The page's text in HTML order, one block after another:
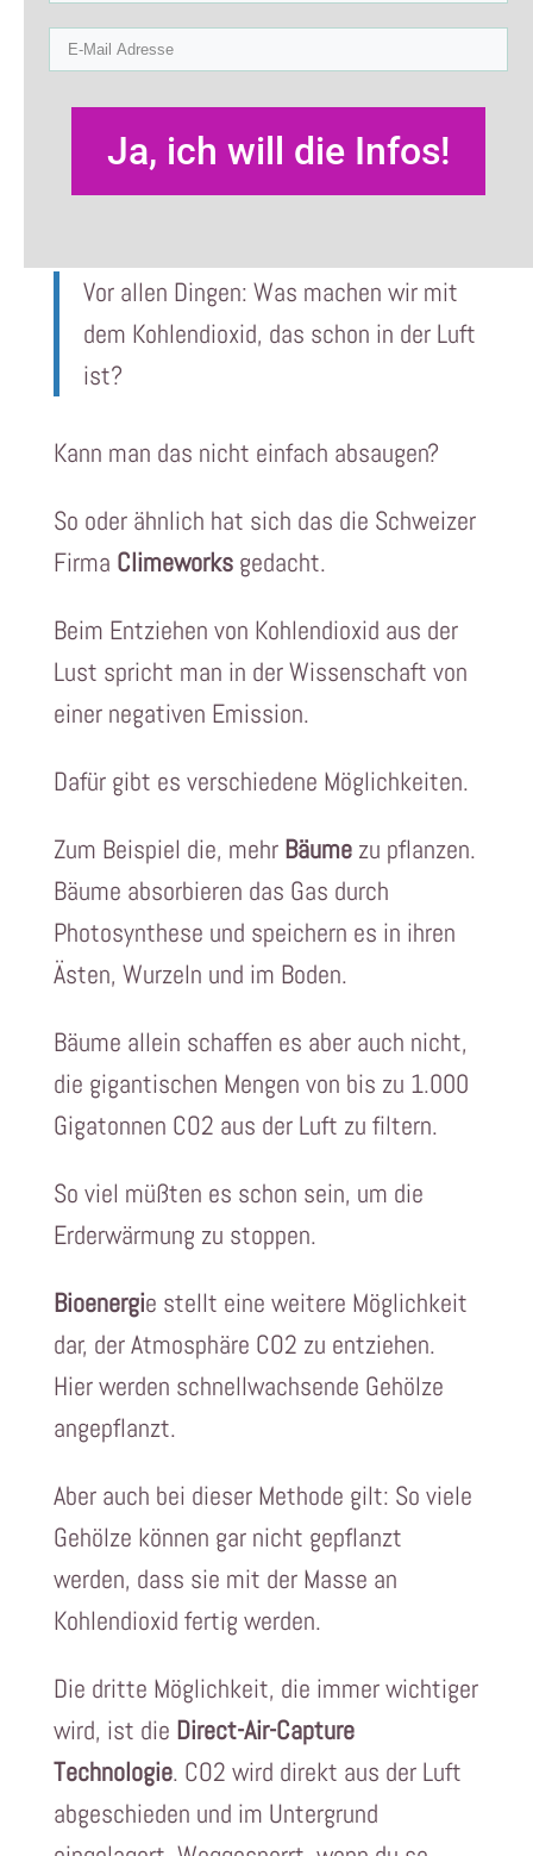
Wenn wir die Erderwärmung noch stoppen
pusten.
Das ist leichter gesagt als getan.
Vor allen Dingen: Was machen wir mit
dem Kohlendioxid, das schon in der Luft
ist?
Kann man das nicht einfach absaugen?
So oder ähnlich hat sich das die Schweizer
Firma Climeworksgedacht.
Beim Entziehen von Kohlendioxid aus der
Lust spricht man in der Wissenschaft von
einer negativen Emission.
Dafür gibt es verschiedene Möglichkeiten.
Zum Beispiel die, mehr Bäumezu pflanzen.
Bäume absorbieren das Gas durch
Photosynthese und speichern es in ihren
Ästen, Wurzeln und im Boden.
Bäume allein schaffen es aber auch nicht,
die gigantischen Mengen von bis zu 1.000
Gigatonnen CO2 aus der Luft zu filtern.
So viel müßten es schon sein, um die
Erderwärmung zu stoppen.
Bioenergie stellt eine weitere Möglichkeit
dar, der Atmosphäre CO2 zu entziehen.
Hier werden schnellwachsende Gehölze
angepflanzt.
Aber auch bei dieser Methode gilt: So viele
Gehölze können gar nicht gepflanzt
werden, dass sie mit der Masse an
Kohlendioxid fertig werden.
Die dritte Möglichkeit, die immer wichtiger
wird, ist die Direct-Air-Capture
Technologie. CO2 wird direkt aus der Luft
abgeschieden und im Untergrund
Ja, ich will die Infos!